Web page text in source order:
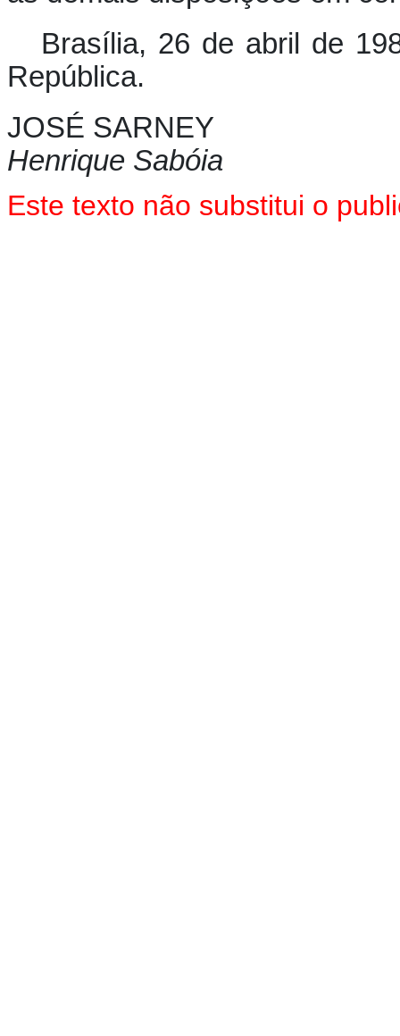
Brasília, 26 de abril de
República.
JOSÉ SARNEY
Henrique Sabóia
Este texto não substitui o